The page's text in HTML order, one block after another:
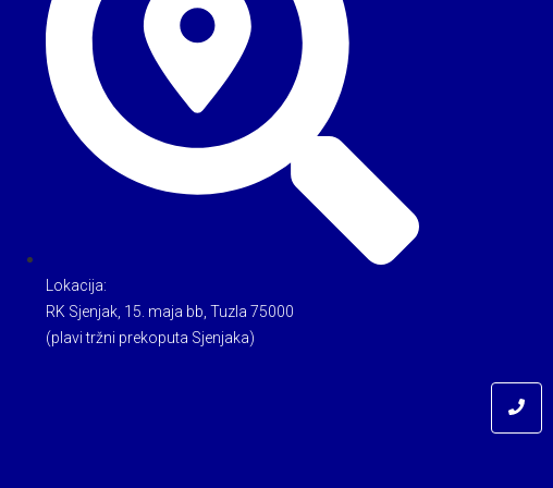
Lokacija:
RK Sjenjak, 15. maja bb, Tuzla 75000
(plavi tržni prekoputa Sjenjaka)